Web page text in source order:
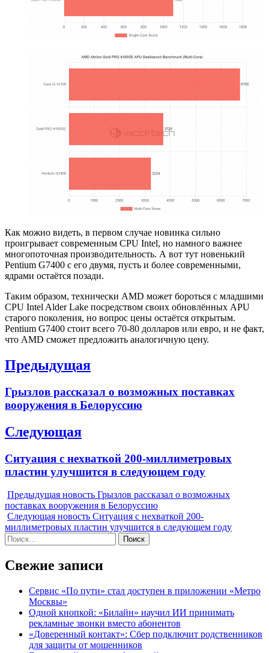
Как можно видеть, в первом случае новинка сильно
проигрывает современным CPU Intel, но намного важнее
многопоточная производительность. А вот тут новенький
Pentium G7400 с его двумя, пусть и более современными,
ядрами остаётся позади.
Таким образом, технически AMD может бороться с младшими
CPU Intel Alder Lake посредством своих обновлённых APU
старого поколения, но вопрос цены остаётся открытым.
Pentium G7400 стоит всего 70-80 долларов или евро, и не факт,
что AMD сможет предложить аналогичную цену.
Навигация
записям
Предыдущая
Previous
post:
Грызлов рассказал о возможных поставках
вооружения в Белоруссию
Следующая
Next
Ситуация с нехваткой 200-миллиметровых
пластин улучшится в следующем году
Предыдущая новость Грызлов рассказал о возможных
поставках вооружения в Белоруссию
Следующая новость Ситуация с нехваткой 200-
миллиметровых пластин улучшится в следующем году
Найти:
Свежие записи
Сервис «По пути» стал доступен в приложении «Метро
Москвы»
Одной кнопкой: «Билайн» научил ИИ принимать
рекламные звонки вместо абонентов
«Доверенный контакт»: Сбер подключит родственников
для защиты от мошенников